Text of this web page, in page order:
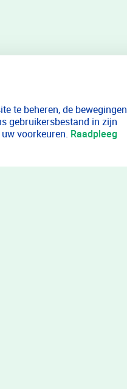
te beheren, de bewegingen
gebruikersbestand in zijn
voorkeuren. Raadpleeg